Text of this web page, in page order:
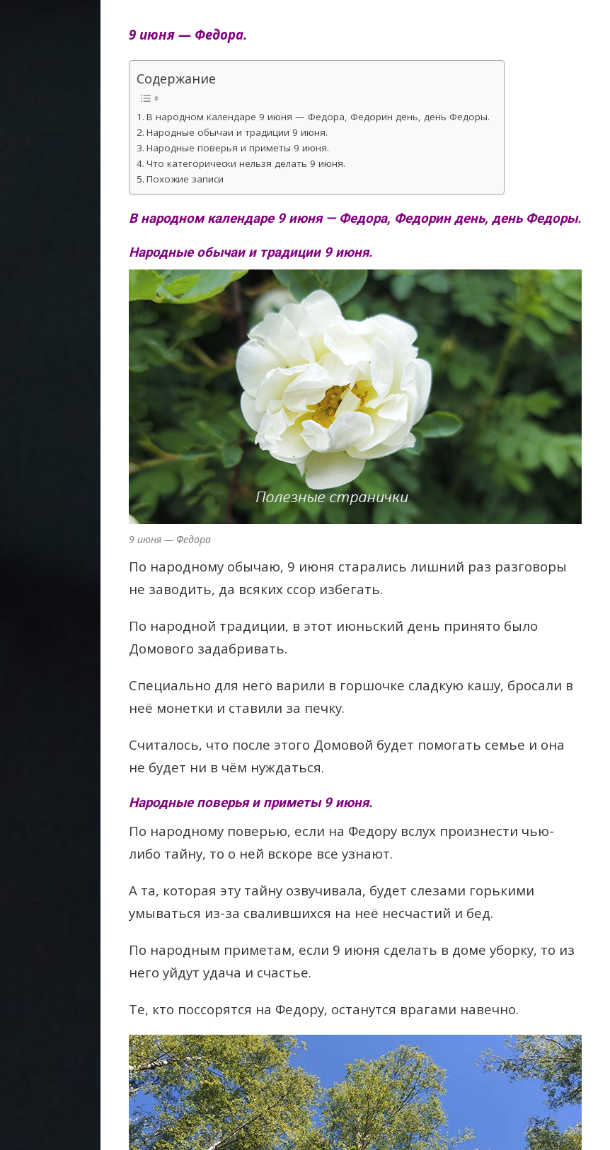
9 июня — Федора.
Содержание
В народном календаре 9 июня — Федора, Федорин день, день Федоры.
Народные обычаи и традиции 9 июня.
Народные поверья и приметы 9 июня.
Что категорически нельзя делать 9 июня.
Похожие записи
В народном календаре 9 июня — Федора, Федорин день, день Федоры.
Народные обычаи и традиции 9 июня.
9 июня — Федора
По народному обычаю, 9 июня старались лишний раз разговоры
не заводить, да всяких ссор избегать.
По народной традиции, в этот июньский день принято было
Домового задабривать.
Специально для него варили в горшочке сладкую кашу, бросали в
неё монетки и ставили за печку.
Считалось, что после этого Домовой будет помогать семье и она
не будет ни в чём нуждаться.
Народные поверья и приметы 9 июня.
По народному поверью, если на Федору вслух произнести чью-
либо тайну, то о ней вскоре все узнают.
А та, которая эту тайну озвучивала, будет слезами горькими
умываться из-за свалившихся на неё несчастий и бед.
По народным приметам, если 9 июня сделать в доме уборку, то из
него уйдут удача и счастье.
Те, кто поссорятся на Федору, останутся врагами навечно.